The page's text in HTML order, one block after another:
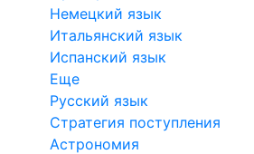
Немецкий язык
Итальянский язык
Испанский язык
Еще
Русский язык
Стратегия поступления
Астрономия